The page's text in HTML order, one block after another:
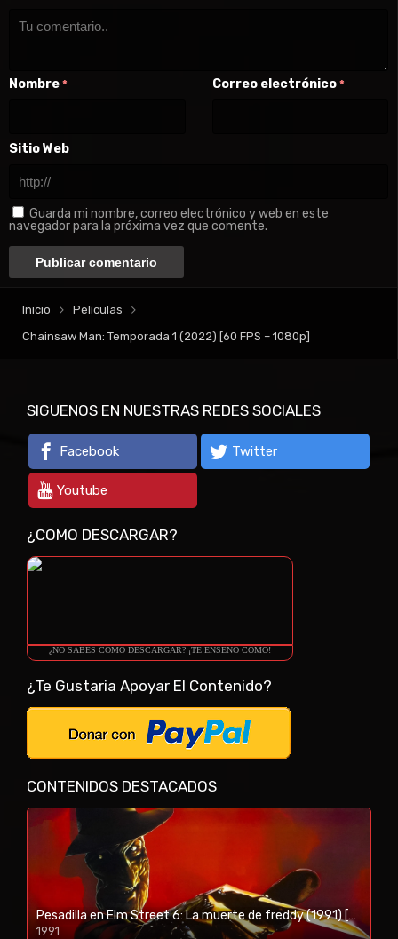
Nombre * Correo electrónico *
Sitio Web
Guarda mi nombre, correo electrónico y web en este
navegador para la próxima vez que comente.
Inicio
Películas
Chainsaw Man: Temporada 1 (2022) [60 FPS – 1080p]
SIGUENOS EN NUESTRAS REDES SOCIALES
Facebook Twitter
Youtube
¿COMO DESCARGAR?
¿NO SABES COMO DESCARGAR? ¡TE ENSEÑO COMO!
¿Te Gustaria Apoyar El Contenido?
CONTENIDOS DESTACADOS
Pesadilla en Elm Street 6: La muerte de freddy (1991) [BR-RIP] [HD-1080p]
1991